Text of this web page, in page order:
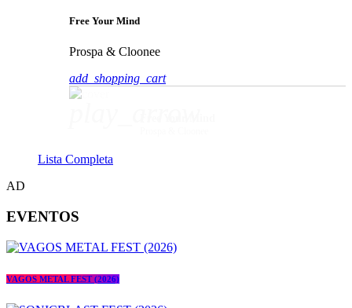
Free Your Mind
Prospa & Cloonee
add_shopping_cart
Lista Completa
AD
EVENTOS
VAGOS METAL FEST (2026)